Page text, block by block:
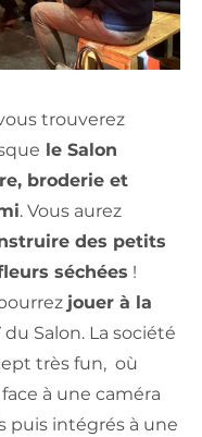
trouverez
le Salon
broderie et
. Vous aurez
des petits
séchées !
jouer à la
du Salon. La société
très fun, où
à une caméra
puis intégrés à une